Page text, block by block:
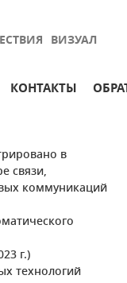
ВИЗУАЛ
КОНТАКТЫ
в
связи,
коммуникаций
г.)
технологий